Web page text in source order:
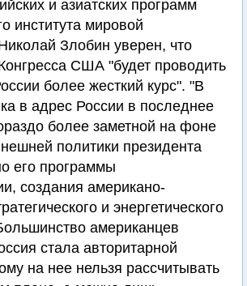
и азиатских программ
института мировой
Злобин уверен, что
США "будет проводить
более жесткий курс". "В
в адрес России в последнее
более заметной на фоне
политики президента
его программы
создания американо-
и энергетического
американцев
стала авторитарной
на нее нельзя рассчитывать